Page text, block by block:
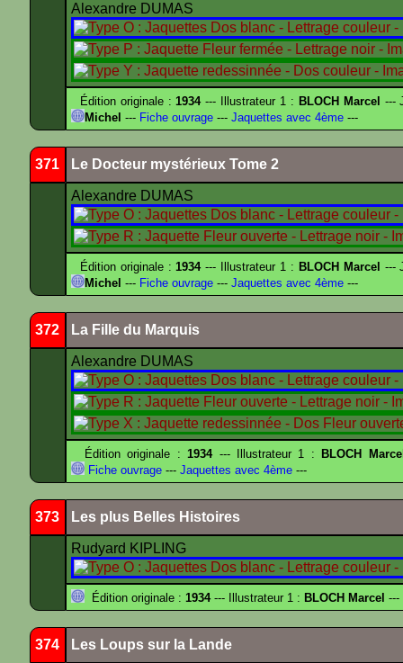
Alexandre DUMAS
Édition originale :1934--- Illustrateur 1 : BLOCH Marcel ---
Michel --- Fiche ouvrage --- Jaquettes avec 4ème ---
371 Le Docteur mystérieux Tome 2
Alexandre DUMAS
Édition originale :1934--- Illustrateur 1 : BLOCH Marcel ---
Michel --- Fiche ouvrage --- Jaquettes avec 4ème ---
372 La Fille du Marquis
Alexandre DUMAS
Édition originale :1934--- Illustrateur 1 :
BLOCH
Fiche ouvrage --- Jaquettes avec 4ème ---
373 Les plus Belles Histoires
Rudyard KIPLING
Édition originale : 1934--- Illustrateur 1 : BLOCH Marcel ---
374 Les Loups sur la Lande